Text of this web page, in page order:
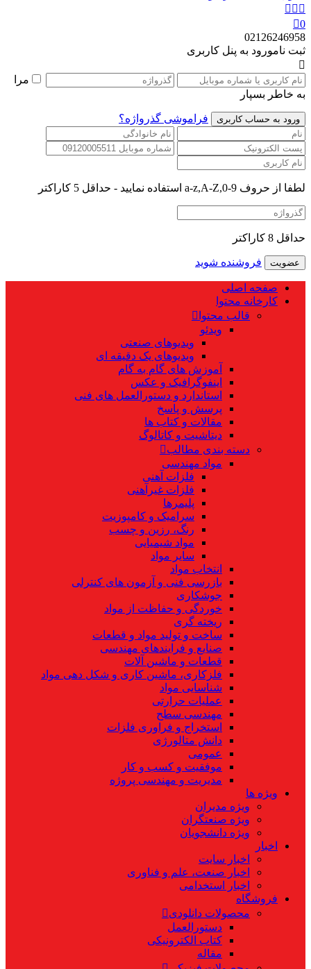
0
02126246958
ثبت نامورود به پنل کاربری
مرا
به خاطر بسپار
فراموشی گذرواژه؟
لطفا از حروف a-z,A-Z,0-9 استفاده نمایید - حداقل 5 کاراکتر
حداقل 8 کاراکتر
فروشنده شوید
صفحه اصلی
کارخانه محتوا
قالب محتوا
ویدئو
ویدیوهای صنعتی
ویدیوهای یک دقیقه ای
آموزش های گام به گام
اینفوگرافیک و عکس
استاندارد و دستورالعمل های فنی
پرسش و پاسخ
مقالات و کتاب ها
دیتاشیت و کاتالوگ
دسته بندی مطالب
مواد مهندسی
فلزات آهنی
فلزات غیرآهنی
پلیمرها
سرامیک و کامپوزیت
رنگ، رزین و چسب
مواد شیمیایی
سایر مواد
انتخاب مواد
بازرسی فنی و آزمون های کنترلی
جوشکاری
خوردگی و حفاظت از مواد
ریخته گری
ساخت و تولید مواد و قطعات
صنایع و فرایندهای مهندسی
قطعات و ماشین آلات
فلزکاری، ماشین کاری و شکل دهی مواد
شناسایی مواد
عملیات حرارتی
مهندسی سطح
استخراج و فراوری فلزات
دانش متالورژی
عمومی
موفقیت و کسب و کار
مدیریت و مهندسی پروژه
ویژه ها
ویژه مدیران
ویژه صنعتگران
ویژه دانشجویان
اخبار
اخبار سایت
اخبار صنعت، علم و فناوری
اخبار استخدامی
فروشگاه
محصولات دانلودی
دستورالعمل
کتاب الکترونیکی
مقاله